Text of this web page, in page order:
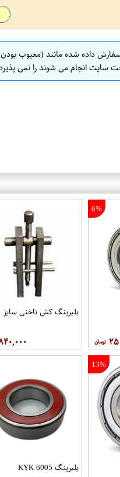
داده شده مانند (معیوب
سایت انجام می شوند را نمی
6%
بلبرینگ کش ناخنی سایز 1
13%
بلبرینگ 6005 KYK